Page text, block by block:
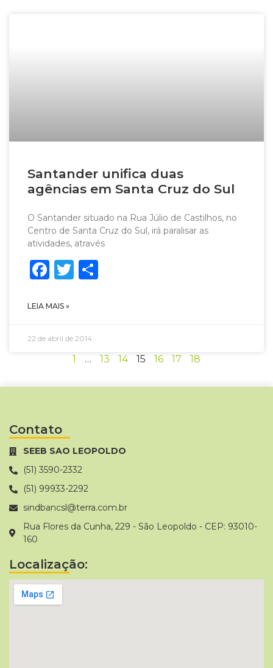
Santander unifica duas
agências em Santa Cruz do Sul
O Santander situado na Rua Júlio de Castilhos, no
Centro de Santa Cruz do Sul, irá paralisar as
atividades, através
Facebook
Twitter
LEIA MAIS »
22 de abril de 2014
1 … 13 14 15 16 17 18
Contato
SEEB SAO LEOPOLDO
(51) 3590-2332
(51) 99933-2292
sindbancsl@terra.com.br
Rua Flores da Cunha, 229 - São Leopoldo - CEP: 93010-
160
Localização: